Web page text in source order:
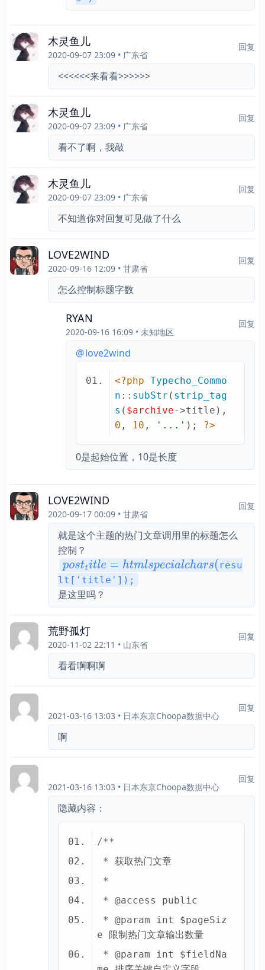
木灵鱼儿
2020-09-07 23:09 • 广东省
回复
<<<<<<来看看>>>>>>
木灵鱼儿
2020-09-07 23:09 • 广东省
回复
看不了啊，我敲
木灵鱼儿
2020-09-07 23:09 • 广东省
回复
不知道你对回复可见做了什么
LOVE2WIND
2020-09-16 12:09 • 甘肃省
回复
怎么控制标题字数
RYAN
2020-09-16 16:09 • 未知地区
回复
@love2wind
<?php Typecho_Commo
n :: subStr ( strip_tag
s ( $archive
0 , 10 , '...' ); ?>
0是起始位置，10是长度
LOVE2WIND
2020-09-17 00:09 • 甘肃省
回复
就是这个主题的热门文章调用里的标题怎么
控制？
posttitl e= htmlspecialchars
(
$post_title = htmlspecialchars($
resu
lt['title']);
是这里吗？
荒野孤灯
2020-11-02 22:11 • 山东省
回复
看看啊啊啊
2021-03-16 13:03 • 日本东京Choopa数据中心
回复
啊
2021-03-16 13:03 • 日本东京Choopa数据中心
回复
隐藏内容：
* @access
* @param int $pageSiz
* @param int $fieldNa